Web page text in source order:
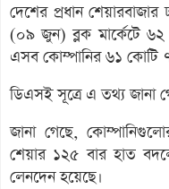
দেশের প্রধান
(০৯ জুন) ব্লক মার্কেটে ৬২
এসব কোম্পানির ৬১ কোটি
ডিএসই সূত্রে এ তথ্য জানা
জানা গেছে,
শেয়ার ১২৫ বার হাত
লেনদেন হয়েছে।